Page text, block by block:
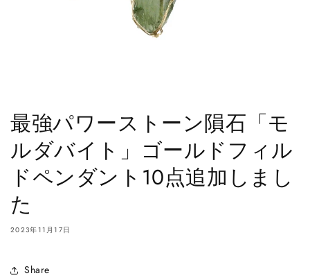
最強パワーストーン隕石「モ
ルダバイト」ゴールドフィル
ドペンダント10点追加しまし
た
2023年11月17日
Share